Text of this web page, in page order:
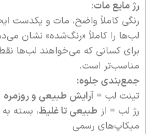
رژ مایع مات:
رنگی کاملاً واضح، مات و یکدست
لب‌ها را کاملاً «رنگ‌شده» نشان
برای کسانی که می‌خواهند لب‌ها
مناسب‌تر است.
جمع‌بندی جلوه:
تینت لب = آرایش طبیعی و روزمره
رژ لب = از طبیعی تا غلیظ، بسته
میکاپ‌های رسمی